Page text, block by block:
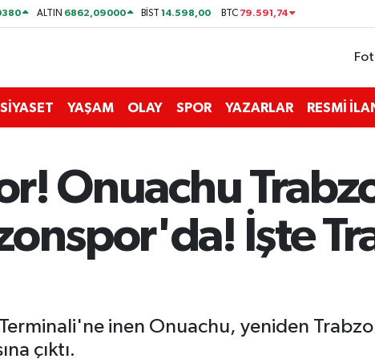
ALTIN 6862,09000 BİST14.598,00 BTC 79.591,74
SİYASET YAŞAM OLAY SPOR YAZARLAR RESMİ
Onuachu
İşte
inen Onuachu, yeniden
çıktı.